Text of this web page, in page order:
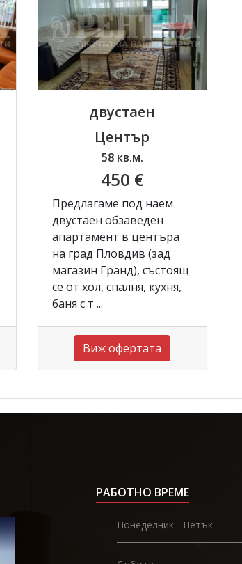
двустаен
Център
58 кв.м.
450 €
Предлагаме под наем
двустаен обзаведен
апартамент в центъра
на град Пловдив (зад
магазин Гранд), състоящ
се от хол, спалня, кухня,
баня с т ...
Виж офертата
РАБОТНО ВРЕМЕ
Понеделник - Петък